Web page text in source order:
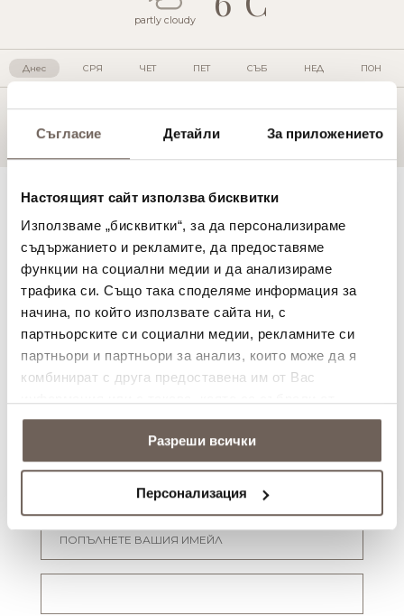
Съгласие Детайли За приложението
Настоящият сайт използва бисквитки
Използваме „бисквитки“, за да персонализираме
съдържанието и рекламите, да предоставяме
функции на социални медии и да анализираме
трафика си. Също така споделяме информация за
начина, по който използвате сайта ни, с
партньорските си социални медии, рекламните си
партньори и партньори за анализ, които може да я
комбинират с друга предоставена им от Вас
ползването от Ваша страна на услугите им.
Разреши всички
Персонализация
partly cloudy
Днес СРЯ ЧЕТ ПЕТ СЪБ НЕД ПОН
Лайтхаус хотел
Голф
Спа и уелнес
Ресторанти и Барове
Басейните и Плажа
Спорт
Активности за деца
Сватби
Конференции
Недвижими имоти
Бъди в течение
Абонирай се за да получаваш новини от